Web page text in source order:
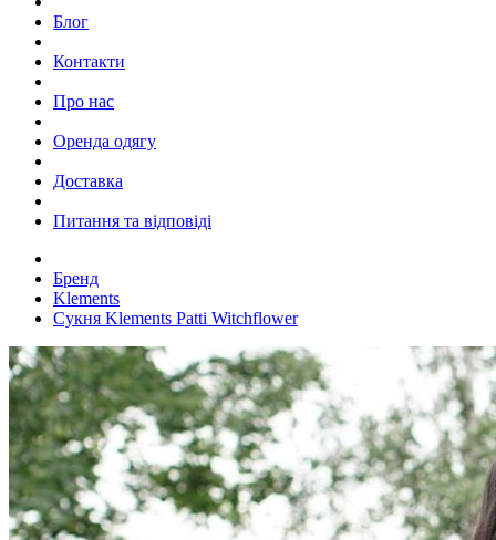
Блог
Контакти
Про нас
Оренда одягу
Доставка
Питання та відповіді
Бренд
Klements
Сукня Klements Patti Witchflower